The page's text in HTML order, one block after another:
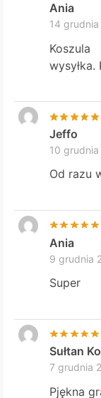
Ania
14
wysyłka.
Jeffo
10
Od razu
Ania
9 grudnia
Super
Sułtan
7 grudnia
Pjękna